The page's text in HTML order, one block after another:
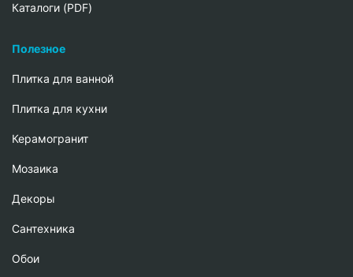
Каталоги (PDF)
Полезное
Плитка для ванной
Плитка для кухни
Керамогранит
Мозаика
Декоры
Сантехника
Обои